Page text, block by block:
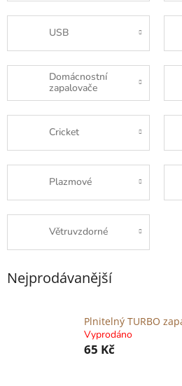
USB
Domácnostní
zapalovače
Cricket
Plazmové
Větruvzdorné
Nejprodávanější
Plnitelný TURBO
Vyprodáno
65 Kč